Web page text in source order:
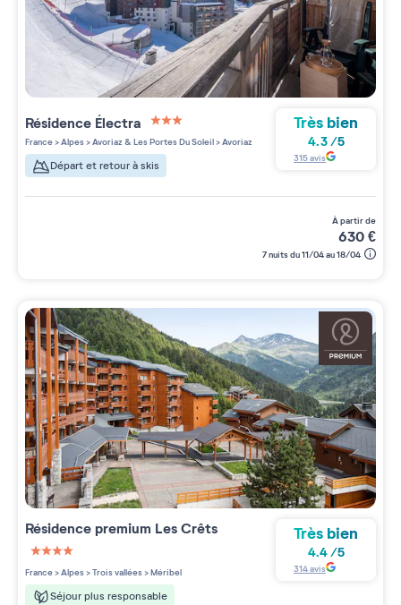
Résidence Électra
3 étoiles sur 5
France>Alpes>Avoriaz & Les Portes Du Soleil>Avoriaz
Départ et retour à skis
Très bien
4.3/5
315avis
à partir de
630€
7 nuits du 11/04 au 18/04
Résidence premium Les Crêts
4 étoiles sur 5
France>Alpes>Trois vallées>Méribel
Séjour plus responsable
Très bien
4.4/5
314avis